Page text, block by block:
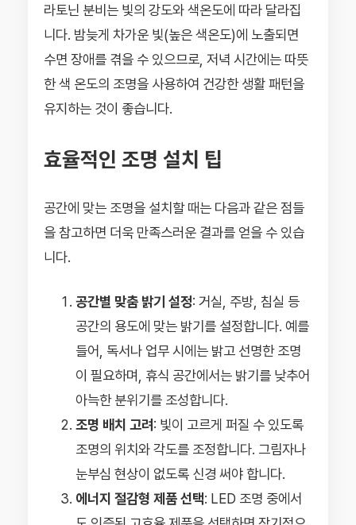
라토닌 분비는 빛의 강도와 색온도에 따라 달라집
니다. 밤늦게 차가운 빛(높은 색온도)에 노출되면
수면 장애를 겪을 수 있으므로, 저녁 시간에는 따뜻
한 색 온도의 조명을 사용하여 건강한 생활 패턴을
유지하는 것이 좋습니다.
효율적인 조명 설치 팁
공간에 맞는 조명을 설치할 때는 다음과 같은 점들
을 참고하면 더욱 만족스러운 결과를 얻을 수 있습
니다.
공간별 맞춤 밝기 설정: 거실, 주방, 침실 등
공간의 용도에 맞는 밝기를 설정합니다. 예를
들어, 독서나 업무 시에는 밝고 선명한 조명
이 필요하며, 휴식 공간에서는 밝기를 낮추어
아늑한 분위기를 조성합니다.
조명 배치 고려: 빛이 고르게 퍼질 수 있도록
조명의 위치와 각도를 조정합니다. 그림자나
눈부심 현상이 없도록 신경 써야 합니다.
에너지 절감형 제품 선택: LED 조명 중에서